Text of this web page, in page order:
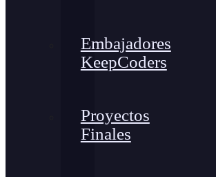
Embajadores
KeepCoders
Proyectos
Finales